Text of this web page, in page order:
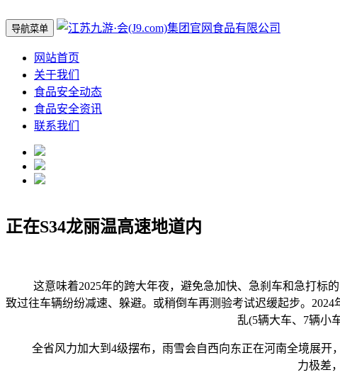
导航菜单
网站首页
关于我们
食品安全动态
食品安全资讯
联系我们
正在S34龙丽温高速地道内
这意味着2025年的跨大年夜，避免急加快、急刹车和急打标的
致过往车辆纷纷减速、躲避。或稍倒车再测验考试迟缓起步。
乱(5辆大车、7辆小
全省风力加大到4级摆布，雨雪会自西向东正在河南全境展开
力极差